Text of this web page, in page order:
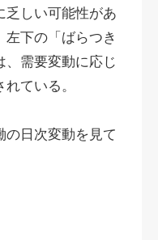
乏しい可能性があ
左下の「ばらつき
、需要変動に応じ
ている。
日次変動を見て